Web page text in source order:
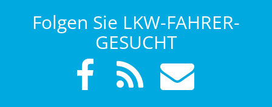
Folgen Sie LKW-FAHRER-
GESUCHT